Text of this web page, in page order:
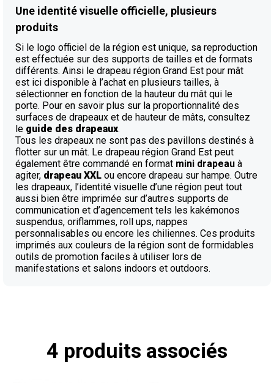
Une identité visuelle officielle, plusieurs
produits
Si le logo officiel de la région est unique, sa reproduction
est effectuée sur des supports de tailles et de formats
différents. Ainsi le drapeau région Grand Est pour mât
est ici disponible à l’achat en plusieurs tailles, à
sélectionner en fonction de la hauteur du mât qui le
porte. Pour en savoir plus sur la proportionnalité des
surfaces de drapeaux et de hauteur de mâts, consultez
le guide des drapeaux.
Tous les drapeaux ne sont pas des pavillons destinés à
flotter sur un mât. Le drapeau région Grand Est peut
également être commandé en format mini drapeau à
agiter, drapeau XXL ou encore drapeau sur hampe. Outre
les drapeaux, l’identité visuelle d’une région peut tout
aussi bien être imprimée sur d’autres supports de
communication et d’agencement tels les kakémonos
suspendus, oriflammes, roll ups, nappes
personnalisables ou encore les chiliennes. Ces produits
imprimés aux couleurs de la région sont de formidables
outils de promotion faciles à utiliser lors de
manifestations et salons indoors et outdoors.
4 produits associés